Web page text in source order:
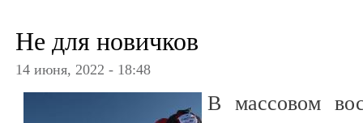
Не для новичков
14 июня, 2022 - 18:48
В массовом